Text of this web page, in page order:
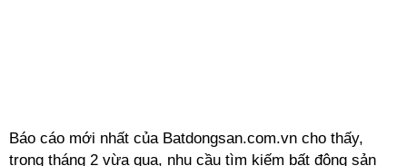
Báo cáo mới nhất của Batdongsan.com.vn cho thấy,
trong tháng 2 vừa qua, nhu cầu tìm kiếm bất động sản